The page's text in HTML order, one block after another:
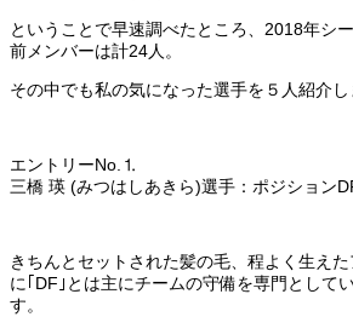
ということで早速調べたところ、2018年シ
前メンバーは計24人。
その中でも私の気になった選手を５人紹介し
エントリーNo.⒈
三橋 瑛 (みつはしあきら)選手：ポジション
きちんとセットされた髪の毛、程よく生え
に｢DF｣とは主にチームの守備を専門として
す。